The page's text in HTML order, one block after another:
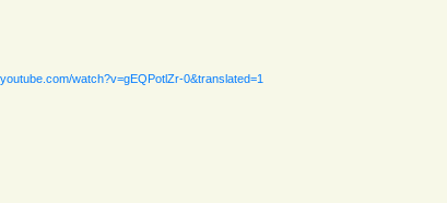
watch?v=gEQPotlZr-0&translated=1